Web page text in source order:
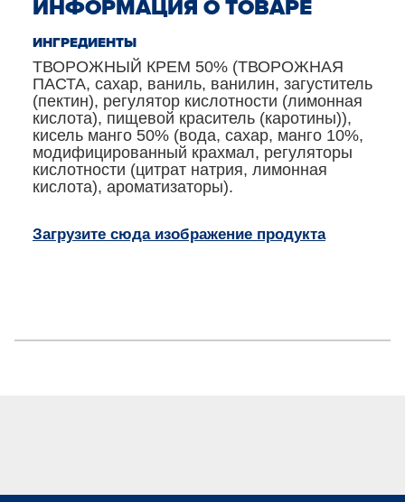
ИНФОРМАЦИЯ О ТОВАРЕ
ИНГРЕДИЕНТЫ
ТВОРОЖНЫЙ КРЕМ 50% (ТВОРОЖНАЯ
ПАСТА, сахар, ваниль, ванилин, загуститель
(пектин), регулятор кислотности (лимонная
кислота), пищевой краситель (каротины)),
кисель манго 50% (вода, сахар, манго 10%,
модифицированный крахмал, регуляторы
кислотности (цитрат натрия, лимонная
кислота), ароматизаторы).
Загрузите сюда изображение продукта